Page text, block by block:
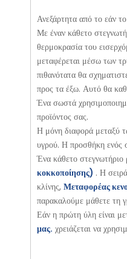
Ανεξάρτητα από το εάν
Με έναν κάθετο
θερμοκρασία του
μεταφέρεται μέσω των
πιθανότατα θα
προς τα έξω. Αυτό θα
Ένα σωστά
προϊόντος σας.
Η μόνη διαφορά μεταξύ
υγρού. Η προσθήκη ενός
Ένα κάθετο στεγνωτήριο
κοκκοποίησης) . Η
κλίνης, Μεταφορέας
παρακαλούμε μάθετε τη
Εάν η πρώτη ύλη είναι
μας. χρειάζεται να